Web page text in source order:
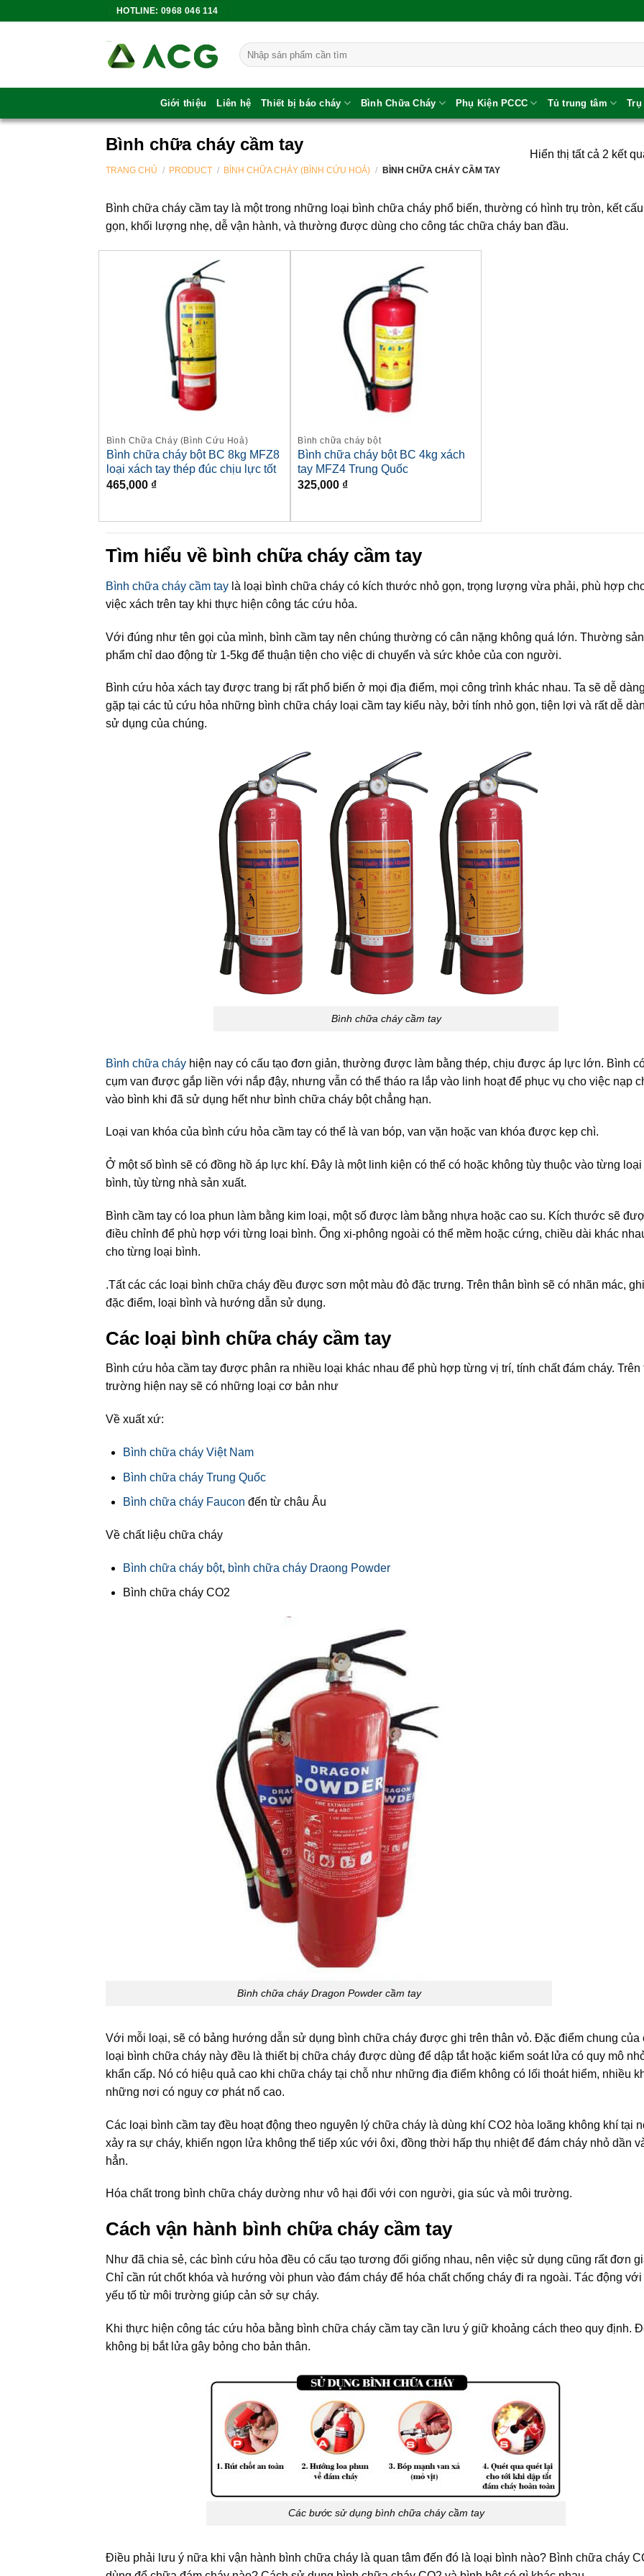
HOTLINE: 0968 046 114
Tìm
kiếm:
Giới thiệu Liên hệ Thiết bị báo cháy Bình Chữa Cháy Phụ Kiện PCCC Tủ trung tâm
Bình chữa cháy cầm tay
TRANG CHỦ / PRODUCT / BÌNH CHỮA CHÁY (BÌNH CỨU HOẢ) / BÌNH CHỮA CHÁY CẦM TAY
Hiển thị tất cả 2 kết
Bình chữa cháy cầm tay là một trong những loại bình chữa cháy phổ biến, thường có hình trụ tròn, kết
gọn, khối lượng nhẹ, dễ vận hành, và thường được dùng cho công tác chữa cháy ban đầu.
Bình Chữa Cháy (Bình Cứu Hoả)
Bình chữa cháy bột BC 8kg MFZ8
loại xách tay thép đúc chịu lực tốt
465,000 ₫
Bình chữa cháy bột
Bình chữa cháy bột BC 4kg xách
tay MFZ4 Trung Quốc
325,000 ₫
Tìm hiểu về bình chữa cháy cầm tay
Bình chữa cháy cầm tay là loại bình chữa cháy có kích thước nhỏ gọn, trọng lượng vừa phải, phù hợp
việc xách trên tay khi thực hiện công tác cứu hỏa.
Với đúng như tên gọi của mình, bình cầm tay nên chúng thường có cân nặng không quá lớn. Thường sản
phẩm chỉ dao động từ 1-5kg để thuận tiện cho việc di chuyển và sức khỏe của con người.
Bình cứu hỏa xách tay được trang bị rất phổ biến ở mọi địa điểm, mọi công trình khác nhau. Ta sẽ dễ
gặp tại các tủ cứu hỏa những bình chữa cháy loại cầm tay kiểu này, bởi tính nhỏ gọn, tiện lợi và rất dễ
sử dụng của chúng.
Bình chữa cháy cầm tay
Bình chữa cháy hiện nay có cấu tạo đơn giản, thường được làm bằng thép, chịu được áp lực lớn. Bình
cụm van được gắp liền với nắp đậy, nhưng vẫn có thể tháo ra lắp vào linh hoạt để phục vụ cho việc nạp
vào bình khi đã sử dụng hết như bình chữa cháy bột chẳng hạn.
Loại van khóa của bình cứu hỏa cầm tay có thể là van bóp, van vặn hoặc van khóa được kẹp chì.
Ở một số bình sẽ có đồng hồ áp lực khí. Đây là một linh kiện có thể có hoặc không tùy thuộc vào từng loại
bình, tùy từng nhà sản xuất.
Bình cầm tay có loa phun làm bằng kim loại, một số được làm bằng nhựa hoặc cao su. Kích thước sẽ
điều chỉnh để phù hợp với từng loại bình. Ống xi-phông ngoài có thể mềm hoặc cứng, chiều dài khác
cho từng loại bình.
.Tất các các loại bình chữa cháy đều được sơn một màu đỏ đặc trưng. Trên thân bình sẽ có nhãn mác,
đặc điểm, loại bình và hướng dẫn sử dụng.
Các loại bình chữa cháy cầm tay
Bình cứu hỏa cầm tay được phân ra nhiều loại khác nhau để phù hợp từng vị trí, tính chất đám cháy. Trên
trường hiện nay sẽ có những loại cơ bản như
Về xuất xứ:
Bình chữa cháy Việt Nam
Bình chữa cháy Trung Quốc
Bình chữa cháy Faucon đến từ châu Âu
Về chất liệu chữa cháy
Bình chữa cháy bột, bình chữa cháy Draong Powder
Bình chữa cháy CO2
Bình chữa cháy Dragon Powder cầm tay
Với mỗi loại, sẽ có bảng hướng dẫn sử dụng bình chữa cháy được ghi trên thân vỏ. Đặc điểm chung của
loại bình chữa cháy này đều là thiết bị chữa cháy được dùng để dập tắt hoặc kiểm soát lửa có quy mô
khẩn cấp. Nó có hiệu quả cao khi chữa cháy tại chỗ như những địa điểm không có lối thoát hiểm, nhiều
những nơi có nguy cơ phát nổ cao.
Các loại bình cầm tay đều hoạt động theo nguyên lý chữa cháy là dùng khí CO2 hòa loãng không khí tại
xảy ra sự cháy, khiến ngọn lửa không thể tiếp xúc với ôxi, đồng thời hấp thụ nhiệt để đám cháy nhỏ dần
hẳn.
Hóa chất trong bình chữa cháy dường như vô hại đối với con người, gia súc và môi trường.
Cách vận hành bình chữa cháy cầm tay
Như đã chia sẻ, các bình cứu hỏa đều có cấu tạo tương đối giống nhau, nên việc sử dụng cũng rất đơn
Chỉ cần rút chốt khóa và hướng vòi phun vào đám cháy để hóa chất chống cháy đi ra ngoài. Tác động với
yếu tố từ môi trường giúp cản sở sự cháy.
Khi thực hiện công tác cứu hỏa bằng bình chữa cháy cầm tay cần lưu ý giữ khoảng cách theo quy định.
không bị bắt lửa gây bỏng cho bản thân.
Các bước sử dụng bình chữa cháy cầm tay
Điều phải lưu ý nữa khi vận hành bình chữa cháy là quan tâm đến đó là loại bình nào? Bình chữa cháy